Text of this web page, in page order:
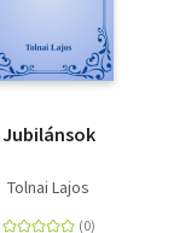
Jubilánsok
Tolnai Lajos